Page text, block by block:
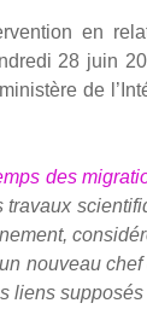
en
28 juin
de
des
tra­vaux
nou­veau
liens